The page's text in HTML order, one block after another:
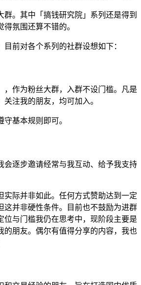
群。其中「搞钱研究院」系列还是得到
氛围还算不错的。
前对各个系列的社群设想如下：
，作为粉丝大群，入群不设门槛。凡是
注我的朋友，均可加入。
基本规则即可。
会逐步邀请经常与我互动、给予我支持
实际并非如此。任何方式赞助达到一定
这并非硬性条件。目前也不鼓励为进群
位与门槛我仍在思考中，现阶段主要是
的朋友。偶尔有值得分享的内容，我也